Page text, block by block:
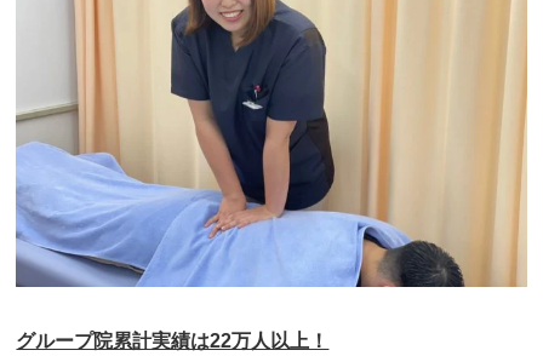
グループ院累計実績は22万人以上！